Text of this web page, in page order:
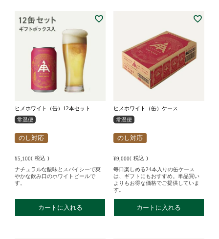
ヒメホワイト（缶）12本セット
常温便
のし対応
¥5,100
税込
ナチュラルな酸味とスパイシーで爽
やかな飲み口のホワイトビールで
す。
カートに入れる
ヒメホワイト（缶）ケース
常温便
のし対応
¥9,000
税込
毎日楽しめる24本入りの缶ケース
は、ギフトにもおすすめ。単品買い
よりもお得な価格でご提供していま
す。
カートに入れる